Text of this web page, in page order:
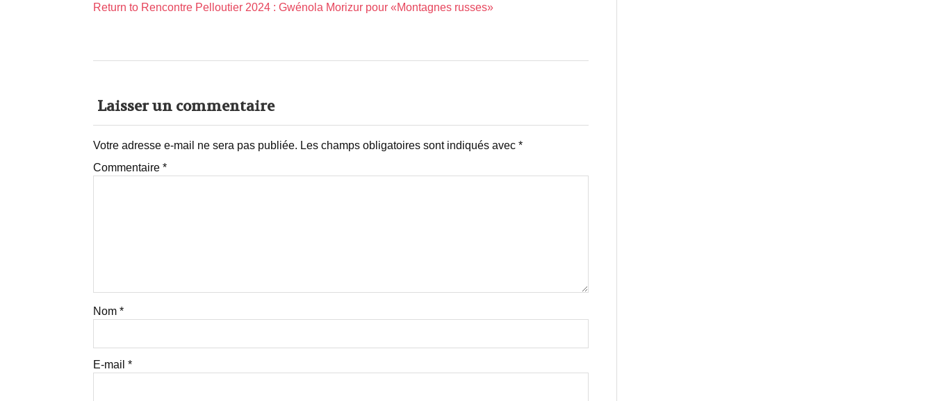
Return to Rencontre Pelloutier 2024 : Gwénola Morizur pour «Montagnes russes»
Laisser un commentaire
Votre adresse e-mail ne sera pas publiée. Les champs obligatoires sont indiqués avec *
Commentaire *
Nom *
E-mail *